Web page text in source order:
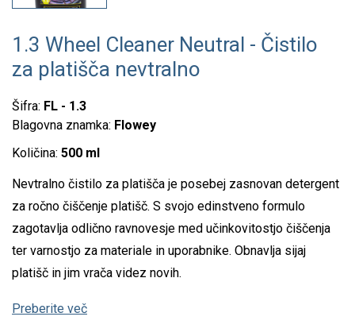
1.3 Wheel Cleaner Neutral - Čistilo
za platišča nevtralno
Šifra: FL - 1.3
Blagovna znamka: Flowey
Količina: 500 ml
Nevtralno čistilo za platišča je posebej zasnovan detergent
za ročno čiščenje platišč. S svojo edinstveno formulo
zagotavlja odlično ravnovesje med učinkovitostjo čiščenja
ter varnostjo za materiale in uporabnike. Obnavlja sijaj
platišč in jim vrača videz novih.
Preberite več